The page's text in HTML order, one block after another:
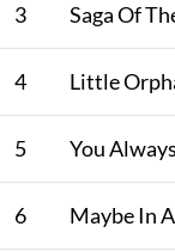
3 Saga Of
4 Little
5 You
6 Maybe In